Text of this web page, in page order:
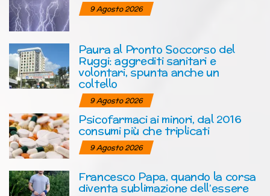
9 Agosto 2026
Paura al Pronto Soccorso del
Ruggi: aggrediti sanitari e
volontari, spunta anche un
coltello
9 Agosto 2026
Psicofarmaci ai minori, dal 2016
consumi più che triplicati
9 Agosto 2026
Francesco Papa, quando la corsa
diventa sublimazione dell’essere